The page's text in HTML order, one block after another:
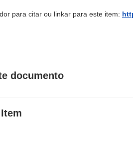
para citar ou linkar para este item:
documento